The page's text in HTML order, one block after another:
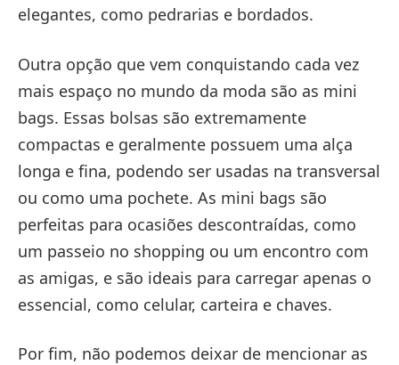
elegantes, como pedrarias e bordados.
Outra opção que vem conquistando cada vez
mais espaço no mundo da moda são as mini
bags. Essas bolsas são extremamente
compactas e geralmente possuem uma alça
longa e fina, podendo ser usadas na transversal
ou como uma pochete. As mini bags são
perfeitas para ocasiões descontraídas, como
um passeio no shopping ou um encontro com
as amigas, e são ideais para carregar apenas o
essencial, como celular, carteira e chaves.
Por fim, não podemos deixar de mencionar as